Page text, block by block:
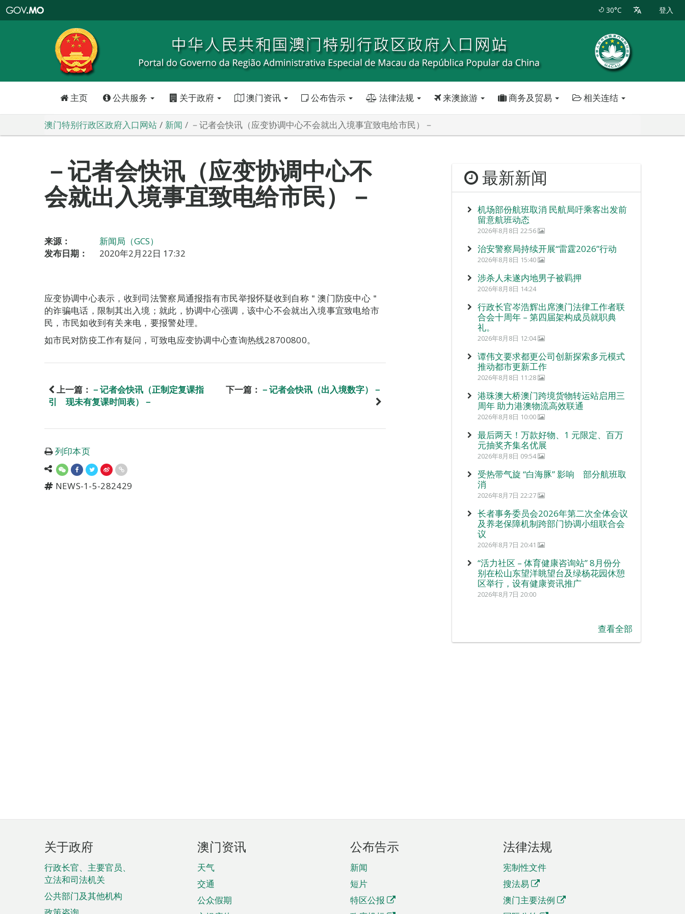
特
政
区
政
口
30°C 登入
主页 公共服务 关于政府 澳门资讯 公布告示 法律法规 来澳旅游 商务及贸易 相关连结
澳门特别行政区政府入口网站 新闻 －记者会快讯（应变协调中心不会就出入境事宜致电给市民）－
－记者会快讯（应变协调中心不
会就出入境事宜致电给市民）－
来源：
新闻局（GCS）
发布日期：
2020年2月22日 17:32
应变协调中心表示，收到司法警察局通报指有市民举报怀疑收到自称＂澳门防疫中心＂
的诈骗电话，限制其出入境；就此，协调中心强调，该中心不会就出入境事宜致电给市
民，市民如收到有关来电，要报警处理。
如市民对防疫工作有疑问，可致电应变协调中心查询热线28700800。
上一篇： －记者会快讯（正制定复课指
引 现未有复课时间表）－
下一篇： －记者会快讯（出入境数字）－
列印本页
NEWS-1-5-282429
最新新闻
机场部份航班取消 民航局吁乘客出发前
留意航班动态
2026年8月8日 22:56
治安警察局持续开展“雷霆2026”行动
2026年8月8日 15:40
涉杀人未遂内地男子被羁押
2026年8月8日 14:24
行政长官岑浩辉出席澳门法律工作者联
合会十周年 – 第四届架构成员就职典
礼。
2026年8月8日 12:04
谭伟文要求都更公司创新探索多元模式
推动都市更新工作
2026年8月8日 11:28
港珠澳大桥澳门跨境货物转运站启用三
周年 助力港澳物流高效联通
2026年8月8日 10:00
最后两天！万款好物、1 元限定、百万
元抽奖齐集名优展
2026年8月8日 09:54
受热带气旋 “白海豚” 影响 部分航班取
消
2026年8月7日 22:27
长者事务委员会2026年第二次全体会议
及养老保障机制跨部门协调小组联合会
议
2026年8月7日 20:41
“活力社区 – 体育健康咨询站” 8月份分
别在松山东望洋眺望台及绿杨花园休憩
区举行，设有健康资讯推广
2026年8月7日 20:00
查看全部
页
脚
菜
单
关于政府
行政长官、主要官员、
立法和司法机关
公共部门及其他机构
澳门资讯
天气
交通
公众假期
公布告示
新闻
短片
特区公报
法律法规
宪制性文件
搜法易
澳门主要法例